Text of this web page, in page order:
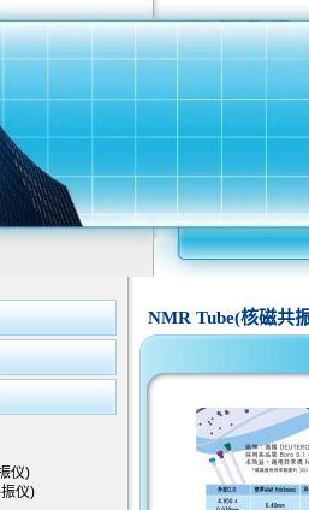
NMR Tube(核磁共
仪)
仪)